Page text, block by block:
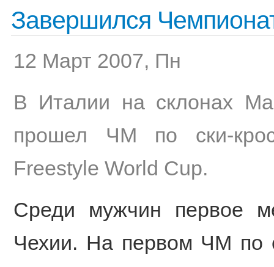
Завершился
12 Март 2007, Пн
В Италии на склонах
прошел ЧМ по ски-
Freestyle World Cup.
Среди мужчин первое
Чехии. На первом ЧМ по